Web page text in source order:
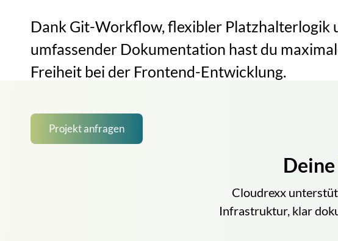
Dank Git-Workflow, flexibler Platzhalterlogik
umfassender Dokumentation hast du
Freiheit bei der Frontend-Entwicklung.
Projekt anfragen
Deine
Cloudrexx
Infrastruktur, klar